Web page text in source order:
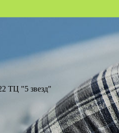
ТЦ "5 звезд"